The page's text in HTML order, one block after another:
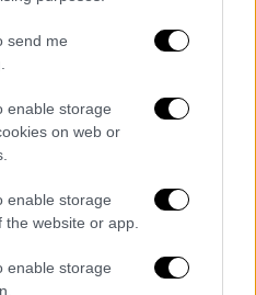
send me
enable storage
on web or
enable storage
website or app.
enable storage